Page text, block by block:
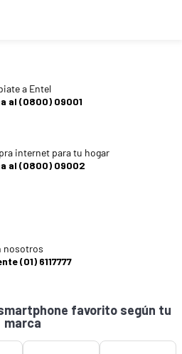
a Entel
al (0800) 09001
internet para tu hogar
al (0800) 09002
nosotros
(01) 6117777
favorito según tu
marca